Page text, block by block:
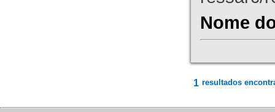
Nome
1 resultados